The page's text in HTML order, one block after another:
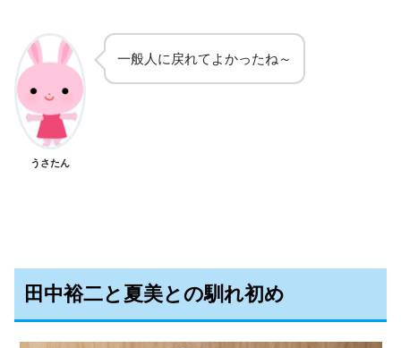
うさたん
一般人に戻れてよかったね～
田中裕二と夏美との馴れ初め